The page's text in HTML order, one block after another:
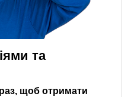
та
щоб отримати